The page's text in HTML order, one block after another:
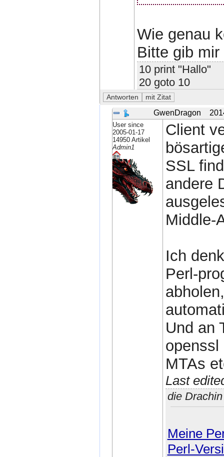
Wie genau
Bitte gib
10 print "Hallo"
20 goto 10
GwenDragon
User since
2005-01-17
14950 Artikel
Admin1
Client
SSL
andere
Middle-
Ich
Perl-
Und an
openssl
MTAs
Last
die
Meine
Perl-